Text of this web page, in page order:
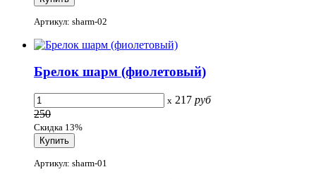
Артикул: sharm-02
Брелок шарм (фиолетовый)
x 217 руб
250
Скидка 13%
Артикул: sharm-01